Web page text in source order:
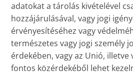
adatokat a tárolás kivételével
hozzájárulásával, vagy jogi
érvényesítéséhez vagy
természetes vagy jogi személy
érdekében, vagy az Unió, illetve
fontos közérdekéből lehet